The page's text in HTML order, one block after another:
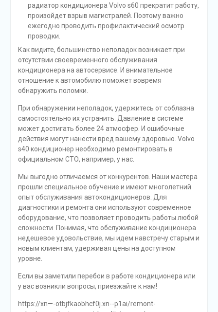
радиатор кондиционера Volvo s60 прекратит работу,
произойдет взрыв магистралей. Поэтому важно
ежегодно проводить профилактический осмотр
проводки.
Как видите, большинство неполадок возникает при
отсутствии своевременного обслуживания
кондиционера на автосервисе. И внимательное
отношение к автомобилю поможет вовремя
обнаружить поломки.
При обнаружении неполадок, удержитесь от соблазна
самостоятельно их устранить. Давление в системе
может достигать более 24 атмосфер. И ошибочные
действия могут нанести вред вашему здоровью. Volvo
s40 кондиционер необходимо ремонтировать в
официальном СТО, например, у нас.
Мы выгодно отличаемся от конкурентов. Наши мастера
прошли специальное обучение и имеют многолетний
опыт обслуживания автокондиционеров. Для
диагностики и ремонта они используют современное
оборудование, что позволяет проводить работы любой
сложности. Понимая, что обслуживание кондиционера
недешевое удовольствие, мы идем навстречу старым и
новым клиентам, удерживая цены на доступном
уровне.
Если вы заметили перебои в работе кондиционера или
у вас возникли вопросы, приезжайте к нам!
https://xn—-otbjfkaobhcf0j.xn--p1ai/remont-